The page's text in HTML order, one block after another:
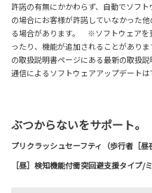
許諾の有無にかかわらず、自動でソフ
の場合にお客様が許諾していなかった
る場合があります。 ※ソフトウェアを
ったり、機能が追加されることがあり
の取扱説明書ページにある最新の取扱
通信によるソフトウェアアップデートは
ぶつからないをサポート。
プリクラッシュセーフティ（歩行者［
［昼］検知機能付衝突回避支援タイプ/